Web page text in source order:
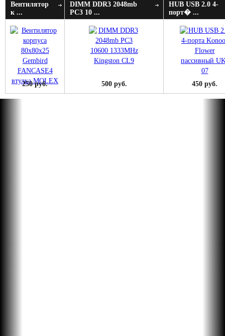
Вентилятор
к ...
250 руб.
DIMM DDR3 2048mb
PC3 10 ...
500 руб.
HUB USB 2.0 4-
порт� ...
450 руб.